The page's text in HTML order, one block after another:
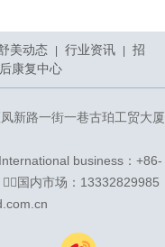
美动态 行业资讯
招
康复中心
新路一街一巷古珀工贸大厦
business：+86-
国内市场：13332829985